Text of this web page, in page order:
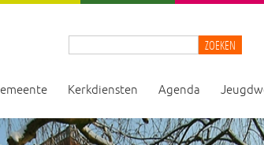
Kerkdiensten Agenda
ZOEKEN